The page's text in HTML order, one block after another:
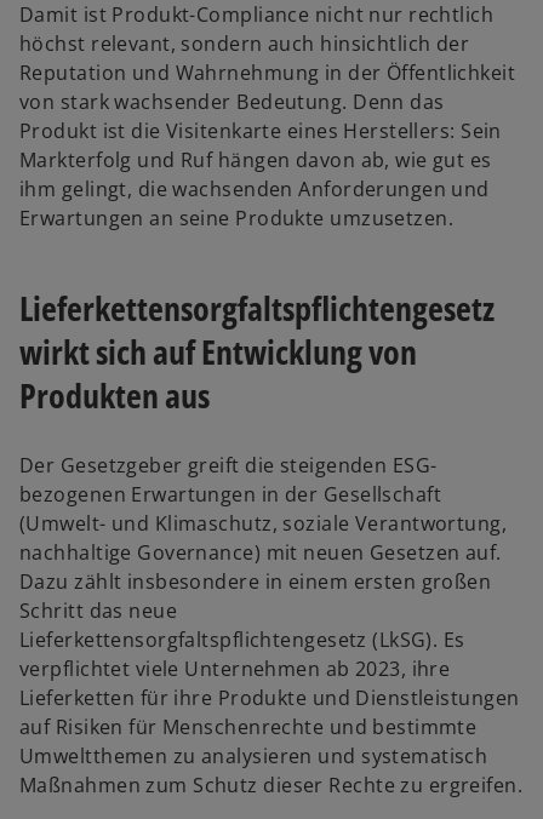
Damit ist Produkt-Compliance nicht nur rechtlich
höchst relevant, sondern auch hinsichtlich der
Reputation und Wahrnehmung in der Öffentlichkeit
von stark wachsender Bedeutung. Denn das
Produkt ist die Visitenkarte eines Herstellers: Sein
Markterfolg und Ruf hängen davon ab, wie gut es
ihm gelingt, die wachsenden Anforderungen und
Erwartungen an seine Produkte umzusetzen.
Lieferkettensorgfaltspflichtengesetz
wirkt sich auf Entwicklung von
Produkten aus
Der Gesetzgeber greift die steigenden ESG-
bezogenen Erwartungen in der Gesellschaft
(Umwelt- und Klimaschutz, soziale Verantwortung,
nachhaltige Governance) mit neuen Gesetzen auf.
Dazu zählt insbesondere in einem ersten großen
Schritt das neue
Lieferkettensorgfaltspflichtengesetz (LkSG). Es
verpflichtet viele Unternehmen ab 2023, ihre
Lieferketten für ihre Produkte und Dienstleistungen
auf Risiken für Menschenrechte und bestimmte
Umweltthemen zu analysieren und systematisch
Maßnahmen zum Schutz dieser Rechte zu ergreifen.